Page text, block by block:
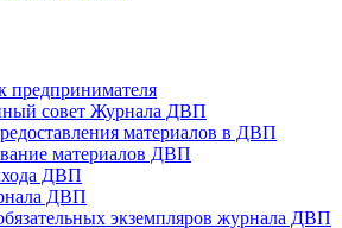
предпринимателя
совет Журнала ДВП
материалов в ДВП
материалов ДВП
ДВП
ДВП
экземпляров журнала ДВП